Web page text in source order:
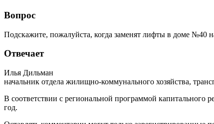
Вопрос
Подскажите, пожалуйста, когда заменят лифты в доме №40
Отвечает
Илья Дильман
начальник отдела жилищно-коммунального хозяйства,
В соответствии с региональной программой капитального
год.